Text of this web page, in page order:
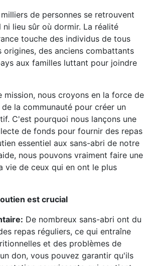
de personnes se retrouvent
ni lieu sûr où dormir. La réalité
touche des individus de tous
origines, des anciens combattants
aux familles luttant pour joindre
nous croyons en la force de
la communauté pour créer un
C'est pourquoi nous lançons une
de fonds pour fournir des repas
essentiel aux sans-abri de notre
nous pouvons vraiment faire une
vie de ceux qui en ont le plus
est crucial
De nombreux sans-abri ont du
repas réguliers, ce qui entraîne
et des problèmes de
don, vous pouvez garantir qu'ils